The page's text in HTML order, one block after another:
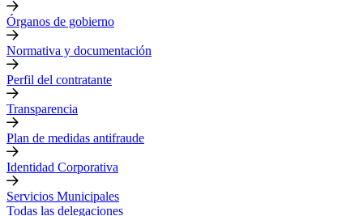
Órganos de gobierno
Normativa y documentación
Perfil del contratante
Transparencia
Plan de medidas antifraude
Identidad Corporativa
Servicios Municipales
Todas las delegaciones